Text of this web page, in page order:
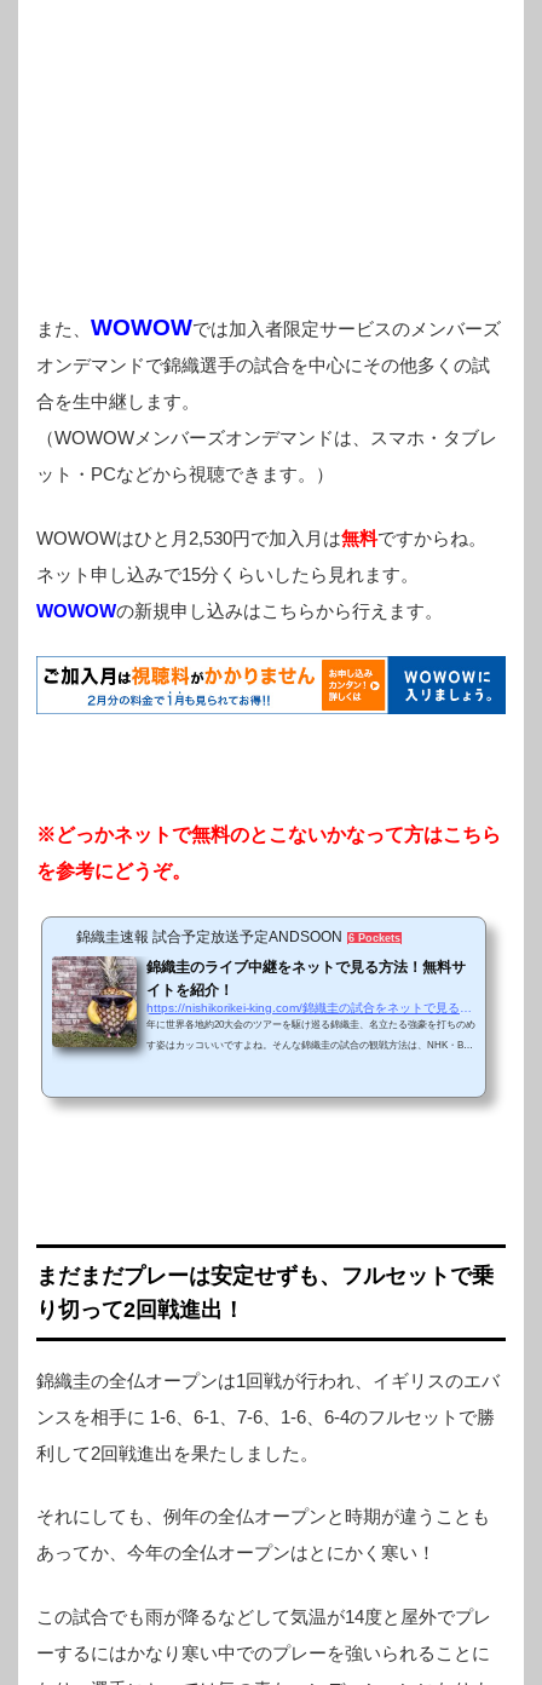
また、 WOWOWでは加入者限定サービスのメンバーズ
オンデマンドで錦織選手の試合を中心にその他多くの試
合を生中継します。
（WOWOWメンバーズオンデマンドは、スマホ・タブレ
ット・PCなどから視聴できます。）
WOWOWはひと月2,530円で加入月は無料ですからね。
ネット申し込みで15分くらいしたら見れます。
WOWOWの新規申し込みはこちらから行えます。
※どっかネットで無料のとこないかなって方はこちら
を参考にどうぞ。
錦織圭速報 試合予定放送予定ANDSOON 6 Pockets
錦織圭のライブ中継をネットで見る方法！無料サ
イトを紹介！
https://nishikorikei-king.com/錦織圭の試合をネットで見る方法！無料どころか
年に世界各地約20大会のツアーを駆け巡る錦織圭、名立たる強豪を打ちのめ
す姿はカッコいいですよね。そんな錦織圭の試合の観戦方法は、NHK・BS
いくつかのライブ無料観戦方法を紹介します。もちろんいろんな広告や警告
まだまだプレーは安定せずも、フルセットで乗
り切って2回戦進出！
錦織圭の全仏オープンは1回戦が行われ、イギリスのエバ
ンスを相手に 1-6、6-1、7-6、1-6、6-4のフルセットで勝
利して2回戦進出を果たしました。
それにしても、例年の全仏オープンと時期が違うことも
あってか、今年の全仏オープンはとにかく寒い！
この試合でも雨が降るなどして気温が14度と屋外でプレ
ーするにはかなり寒い中でのプレーを強いられることに